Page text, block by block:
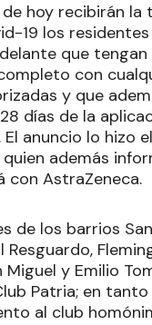
de hoy recibirán la
19 los
que tengan
con
y que
días de la
anuncio lo hizo
quien además
con AstraZeneca.
de los barrios
Resguardo,
Miguel y Emilio
Patria; en
al club